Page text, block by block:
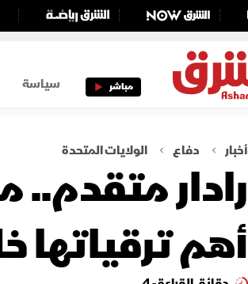
مباشر سياسة
أخبار دفاع الولايات المتحدة
أهم ترقياتها